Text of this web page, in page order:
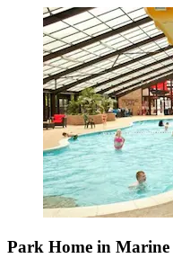
Park Home in